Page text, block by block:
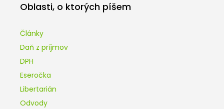
Oblasti, o ktorých píšem
Články
Daň z príjmov
DPH
Eseročka
Libertarián
Odvody